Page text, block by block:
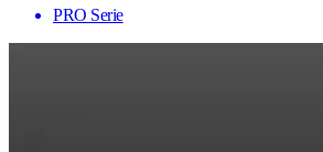
PRO Serie